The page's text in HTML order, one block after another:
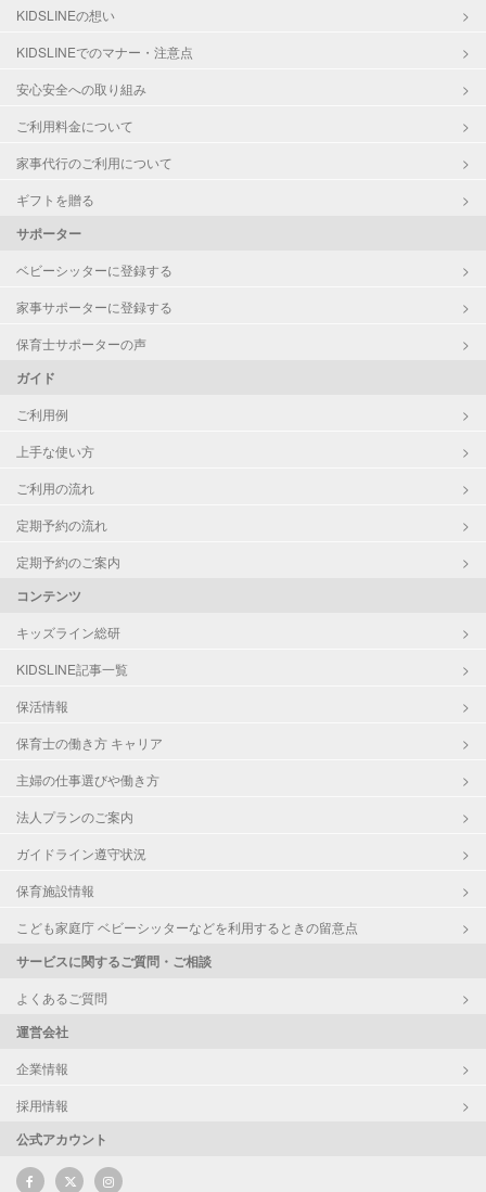
KIDSLINEの想い
KIDSLINEでのマナー・注意点
安心安全への取り組み
ご利用料金について
家事代行のご利用について
ギフトを贈る
サポーター
ベビーシッターに登録する
家事サポーターに登録する
保育士サポーターの声
ガイド
ご利用例
上手な使い方
ご利用の流れ
定期予約の流れ
定期予約のご案内
コンテンツ
キッズライン総研
KIDSLINE記事一覧
保活情報
保育士の働き方 キャリア
主婦の仕事選びや働き方
法人プランのご案内
ガイドライン遵守状況
保育施設情報
こども家庭庁 ベビーシッターなどを利用するときの留意点
サービスに関するご質問・ご相談
よくあるご質問
運営会社
企業情報
採用情報
公式アカウント